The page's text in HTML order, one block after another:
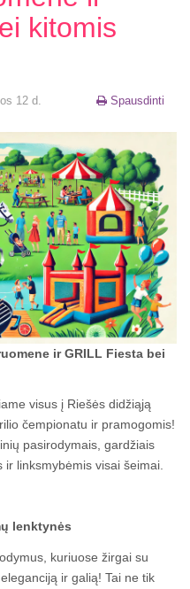
kitomis
Spausdinti
12 d.
ir GRILL Fiesta bei
visus į Riešės didžiąją
čempionatu ir pramogomis!
pasirodymais, gardžiais
linksmybėmis visai šeimai.
lenktynės
kuriuose žirgai su
ir galią! Tai ne tik